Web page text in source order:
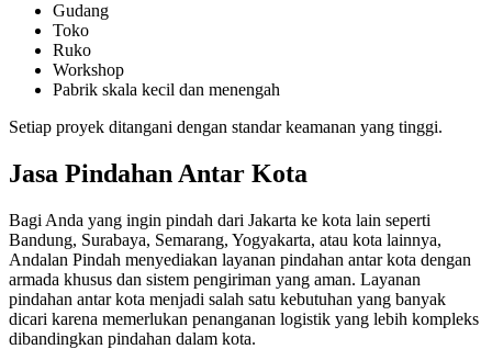
Gudang
Toko
Ruko
Workshop
Pabrik skala kecil dan menengah
Setiap proyek ditangani dengan standar keamanan yang tinggi.
Jasa Pindahan Antar Kota
Bagi Anda yang ingin pindah dari Jakarta ke kota lain seperti
Bandung, Surabaya, Semarang, Yogyakarta, atau kota lainnya,
Andalan Pindah menyediakan layanan pindahan antar kota dengan
armada khusus dan sistem pengiriman yang aman. Layanan
pindahan antar kota menjadi salah satu kebutuhan yang banyak
dicari karena memerlukan penanganan logistik yang lebih kompleks
dibandingkan pindahan dalam kota.